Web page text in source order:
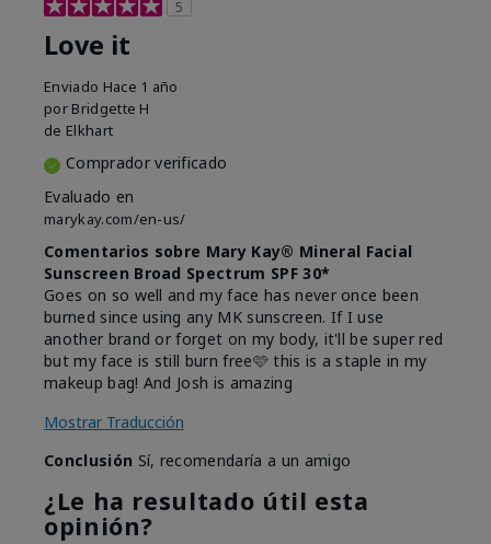
5
Love it
Enviado Hace 1 año
por Bridgette H
de Elkhart
Comprador verificado
Evaluado en
marykay.com/en-us/
Comentarios sobre Mary Kay® Mineral Facial
Sunscreen Broad Spectrum SPF 30*
Goes on so well and my face has never once been
burned since using any MK sunscreen. If I use
another brand or forget on my body, it'll be super red
but my face is still burn free🩷 this is a staple in my
makeup bag! And Josh is amazing
Mostrar Traducción
Conclusión Sí, recomendaría a un amigo
¿Le ha resultado útil esta
opinión?